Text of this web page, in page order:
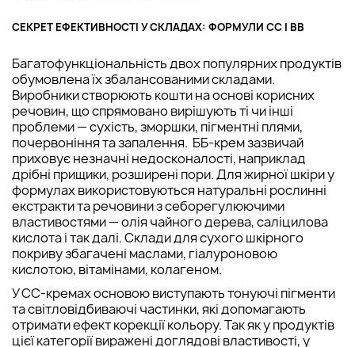
СЕКРЕТ ЕФЕКТИВНОСТІ У СКЛАДАХ: ФОРМУЛИ СС І ВВ
Багатофункціональність двох популярних продуктів
обумовлена їх збалансованими складами.
Виробники створюють кошти на основі корисних
речовин, що спрямовано вирішують ті чи інші
проблеми — сухість, зморшки, пігментні плями,
почервоніння та запалення. ББ-крем зазвичай
приховує незначні недосконалості, наприклад
дрібні прищики, розширені пори. Для жирної шкіри у
формулах використовуються натуральні рослинні
екстракти та речовини з себорегулюючими
властивостями — олія чайного дерева, саліцилова
кислота і так далі. Склади для сухого шкірного
покриву збагачені маслами, гіалуроновою
кислотою, вітамінами, колагеном.
У СС-кремах основою виступають тонуючі пігменти
та світловідбиваючі частинки, які допомагають
отримати ефект корекції кольору. Так як у продуктів
цієї категорії виражені доглядові властивості, у